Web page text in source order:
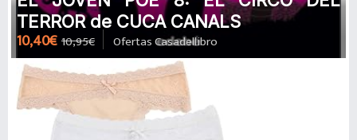
TERROR de CUCA CANALS
10,40€ 10,95€ Ofertas Casadellibro